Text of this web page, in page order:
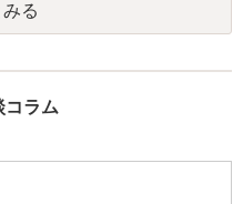
る
コラム